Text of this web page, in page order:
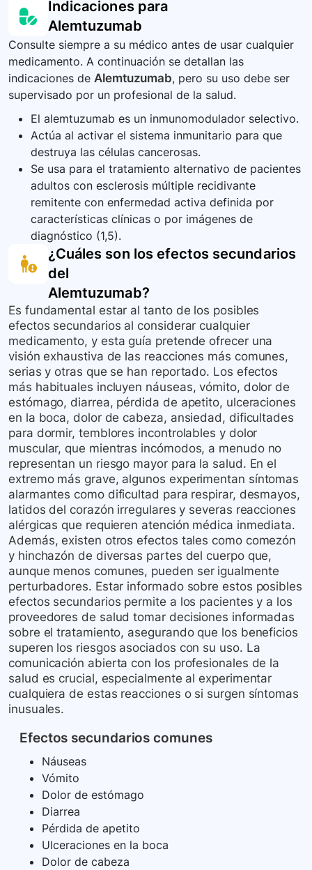
bajo un entorno controlado.
médico sobre el uso de alemtuzumab, informar
sobre cualquier cambio en su salud y no
suspender el tratamiento sin consultarlo antes
con su médico.
Indicaciones para
Alemtuzumab
Consulte siempre a su médico antes de usar cualquier
medicamento. A continuación se detallan las
indicaciones de Alemtuzumab, pero su uso debe ser
supervisado por un profesional de la salud.
El alemtuzumab es un inmunomodulador selectivo.
Actúa al activar el sistema inmunitario para que
destruya las células cancerosas.
Se usa para el tratamiento alternativo de pacientes
adultos con esclerosis múltiple recidivante
remitente con enfermedad activa definida por
características clínicas o por imágenes de
diagnóstico (1,5).
¿Cuáles son los efectos secundarios
del
Alemtuzumab?
Es fundamental estar al tanto de los posibles
efectos secundarios al considerar cualquier
medicamento, y esta guía pretende ofrecer una
visión exhaustiva de las reacciones más comunes,
serias y otras que se han reportado. Los efectos
más habituales incluyen náuseas, vómito, dolor de
estómago, diarrea, pérdida de apetito, ulceraciones
en la boca, dolor de cabeza, ansiedad, dificultades
para dormir, temblores incontrolables y dolor
muscular, que mientras incómodos, a menudo no
representan un riesgo mayor para la salud. En el
extremo más grave, algunos experimentan síntomas
alarmantes como dificultad para respirar, desmayos,
latidos del corazón irregulares y severas reacciones
alérgicas que requieren atención médica inmediata.
Además, existen otros efectos tales como comezón
y hinchazón de diversas partes del cuerpo que,
aunque menos comunes, pueden ser igualmente
perturbadores. Estar informado sobre estos posibles
efectos secundarios permite a los pacientes y a los
proveedores de salud tomar decisiones informadas
sobre el tratamiento, asegurando que los beneficios
superen los riesgos asociados con su uso. La
comunicación abierta con los profesionales de la
salud es crucial, especialmente al experimentar
cualquiera de estas reacciones o si surgen síntomas
inusuales.
Efectos secundarios comunes
Náuseas
Vómito
Dolor de estómago
Diarrea
Pérdida de apetito
Ulceraciones en la boca
Dolor de cabeza